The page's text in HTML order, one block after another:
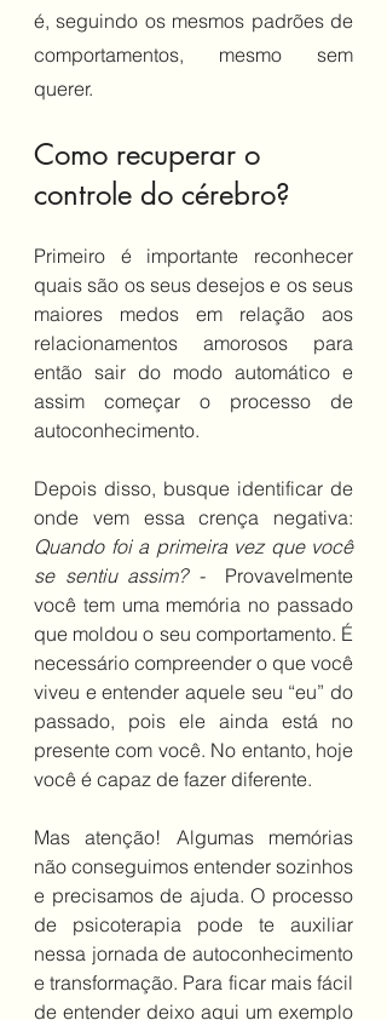
é, seguindo os mesmos padrões de
comportamentos, mesmo sem
querer.
Como recuperar o
controle do cérebro?
Primeiro é importante reconhecer
quais são os seus desejos e os seus
maiores medos em relação aos
relacionamentos amorosos para
então sair do modo automático e
assim começar o processo de
autoconhecimento.
Depois disso, busque identificar de
Quando foi a primeira vez que você
se sentiu assim? -
Provavelmente
você tem uma memória no passado
que moldou o seu comportamento. É
necessário compreender o que você
viveu e entender aquele seu “eu” do
passado, pois ele ainda está no
presente com você. No entanto, hoje
você é capaz de fazer diferente.
Mas atenção! Algumas memórias
não conseguimos entender sozinhos
e precisamos de ajuda. O processo
de psicoterapia pode te auxiliar
nessa jornada de autoconhecimento
e transformação. Para ficar mais fácil
de entender deixo aqui um exemplo